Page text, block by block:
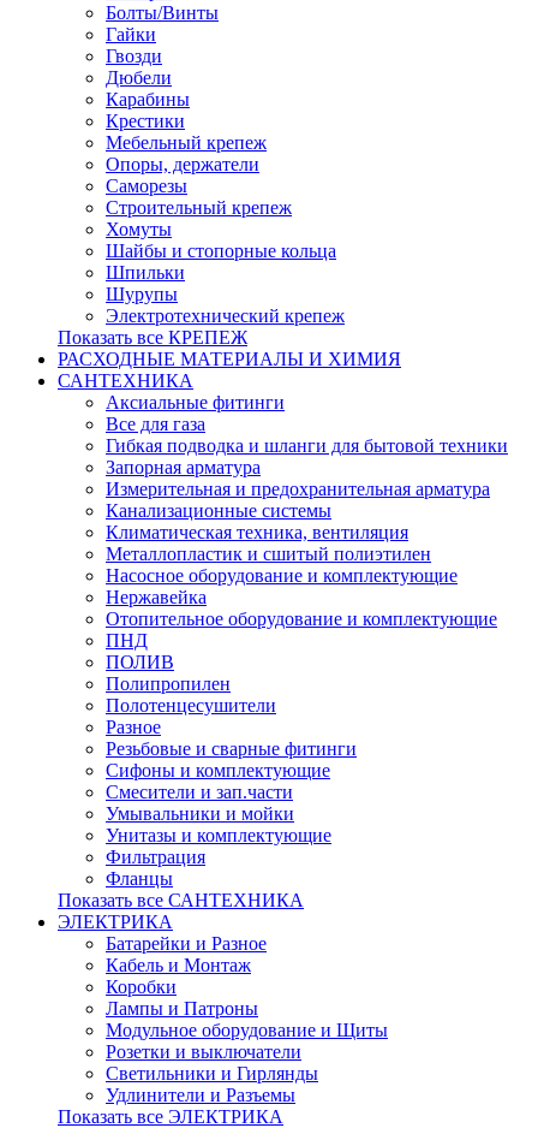
Болты/Винты
Гайки
Гвозди
Дюбели
Карабины
Крестики
Мебельный крепеж
Опоры, держатели
Саморезы
Строительный крепеж
Хомуты
Шайбы и стопорные кольца
Шпильки
Шурупы
Электротехнический крепеж
Показать все КРЕПЕЖ
РАСХОДНЫЕ МАТЕРИАЛЫ И ХИМИЯ
САНТЕХНИКА
Аксиальные фитинги
Все для газа
Гибкая подводка и шланги для бытовой техники
Запорная арматура
Измерительная и предохранительная арматура
Канализационные системы
Климатическая техника, вентиляция
Металлопластик и сшитый полиэтилен
Насосное оборудование и комплектующие
Нержавейка
Отопительное оборудование и комплектующие
ПНД
ПОЛИВ
Полипропилен
Полотенцесушители
Разное
Резьбовые и сварные фитинги
Сифоны и комплектующие
Смесители и зап.части
Умывальники и мойки
Унитазы и комплектующие
Фильтрация
Фланцы
Показать все САНТЕХНИКА
ЭЛЕКТРИКА
Батарейки и Разное
Кабель и Монтаж
Коробки
Лампы и Патроны
Модульное оборудование и Щиты
Розетки и выключатели
Светильники и Гирлянды
Удлинители и Разъемы
Показать все ЭЛЕКТРИКА